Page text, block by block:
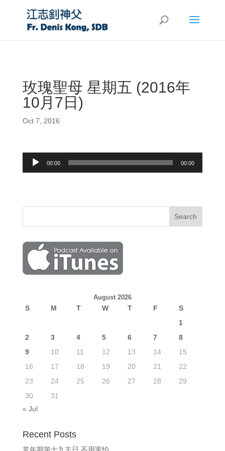
玫瑰聖母 星期五 (2016年
10月7日)
Oct 7, 2016
Audio
00:00 00:00
August 2026
S M T W T F
S
1
2
3 4 5 6 7
8
9
10 11 12 13 14
15
16
17 18 19 20 21
22
23
24 25 26 27 28
29
30
31
« Jul
Recent Posts